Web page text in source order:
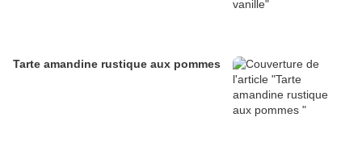
Tarte amandine rustique aux pommes